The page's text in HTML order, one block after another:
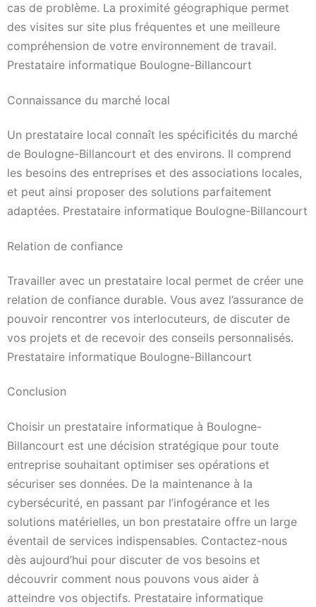
cas de problème. La proximité géographique permet
des visites sur site plus fréquentes et une meilleure
compréhension de votre environnement de travail.
Prestataire informatique Boulogne-Billancourt
Connaissance du marché local
Un prestataire local connaît les spécificités du marché
de Boulogne-Billancourt et des environs. Il comprend
les besoins des entreprises et des associations locales,
et peut ainsi proposer des solutions parfaitement
adaptées. Prestataire informatique Boulogne-Billancourt
Relation de confiance
Travailler avec un prestataire local permet de créer une
relation de confiance durable. Vous avez l’assurance de
pouvoir rencontrer vos interlocuteurs, de discuter de
vos projets et de recevoir des conseils personnalisés.
Prestataire informatique Boulogne-Billancourt
Conclusion
Choisir un prestataire informatique à Boulogne-
Billancourt est une décision stratégique pour toute
entreprise souhaitant optimiser ses opérations et
sécuriser ses données. De la maintenance à la
cybersécurité, en passant par l’infogérance et les
solutions matérielles, un bon prestataire offre un large
éventail de services indispensables. Contactez-nous
dès aujourd’hui pour discuter de vos besoins et
découvrir comment nous pouvons vous aider à
atteindre vos objectifs. Prestataire informatique